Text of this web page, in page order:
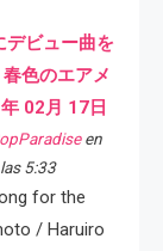
デビュー曲を
色のエアメ
02月 17日
en
5:33
for the
/ Haruiro